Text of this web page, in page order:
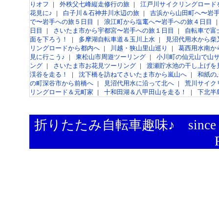
りオフ
| 外秩父七峰縦走修行の旅 |
江戸川サイクリングロード
花見に♪
| 白子川＆石神井川水辺の旅 |
吉浜から山田町へ〜岩
で〜岩手への旅５日目
| 浪江町から塩竃へ〜岩手への旅４日目
|
日目
| さいたま市から宇都宮〜岩手への旅１日目 |
自転車で富
面を下ろう！
| 多摩湖自転車道＆玉川上水 |
見沼代用水から柴
リングロードから都内へ | 川越・狭山里山巡り |
葛西用水南か
見に行こう♪
| 東松山市周遊ツーリング |
小川町の仙元山で山
ング | さいたま市お花見ツーリング |
渡瀬貯水池の干し上げを
渓谷を走る！
| 沈下橋を訪ねてさいたま市から嵐山へ |
和紙の
の町深谷市から前橋へ | 見沼代用水に沿って北へ |
荒川サイク
リングロード＆元町家
| 十和田湖＆八甲田山を走る！ | 下北半
折りたたみ自転車趣味♪ since